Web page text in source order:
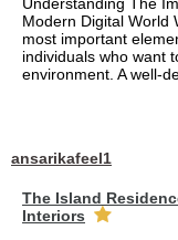
Modern Digital World
most important
individuals who want
environment. A well-
ansarikafeel1
The Island
Interiors